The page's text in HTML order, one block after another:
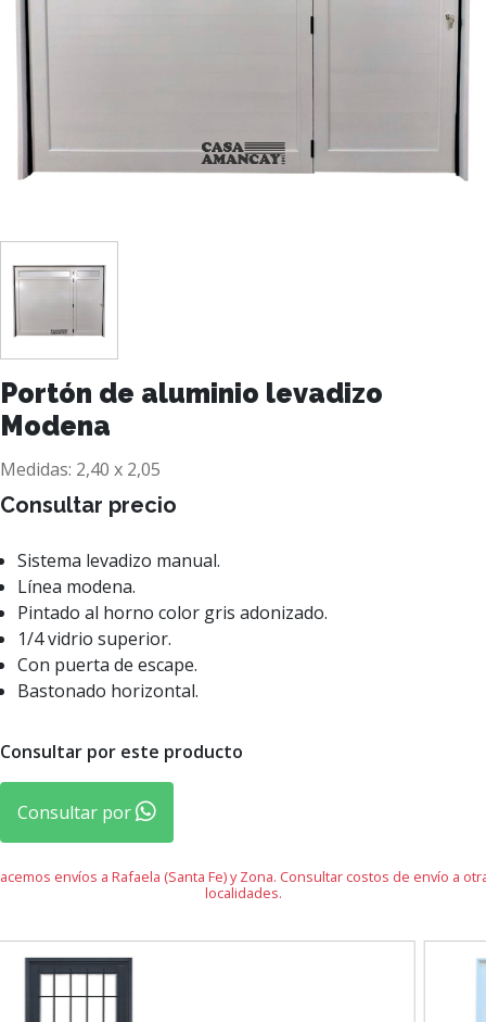
Portón de aluminio levadizo
Modena
Medidas: 2,40 x 2,05
Consultar precio
Sistema levadizo manual.
Línea modena.
Pintado al horno color gris adonizado.
1/4 vidrio superior.
Con puerta de escape.
Bastonado horizontal.
Consultar por este producto
Consultar por
envíos a Rafaela (Santa Fe) y Zona. Consultar costos de envío a
localidades.